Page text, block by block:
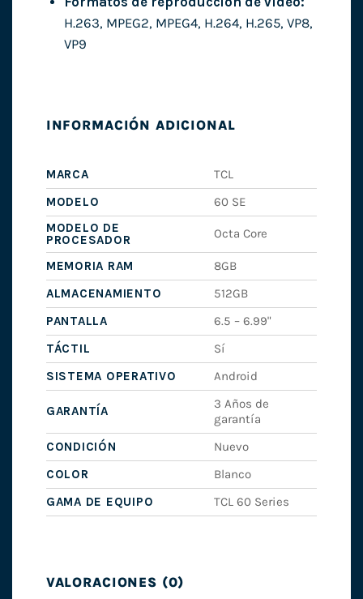
H.263, MPEG2, MPEG4, H.264, H.265, VP8,
VP9
INFORMACIÓN ADICIONAL
MARCA
TCL
MODELO
60 SE
MODELO DE
PROCESADOR
Octa Core
MEMORIA RAM
8GB
ALMACENAMIENTO
512GB
PANTALLA
6.5 – 6.99"
TÁCTIL
Sí
SISTEMA OPERATIVO
Android
GARANTÍA
3 Años de
garantía
CONDICIÓN
Nuevo
COLOR
Blanco
GAMA DE EQUIPO
TCL 60 Series
VALORACIONES (0)